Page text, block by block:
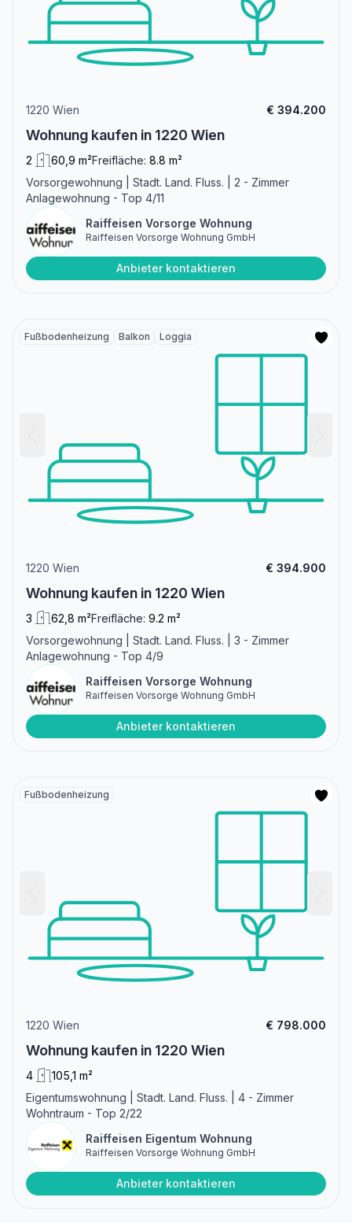
1220 Wien € 394.200
Wohnung kaufen in 1220 Wien
2 60,9 m²Freifläche: 8.8 m²
Vorsorgewohnung | Stadt. Land. Fluss. | 2 - Zimmer
Anlagewohnung - Top 4/11
Raiffeisen Vorsorge Wohnung
Raiffeisen Vorsorge Wohnung GmbH
Anbieter kontaktieren
Fußbodenheizung Balkon Loggia
1220 Wien € 394.900
Wohnung kaufen in 1220 Wien
3 62,8 m²Freifläche: 9.2 m²
Vorsorgewohnung | Stadt. Land. Fluss. | 3 - Zimmer
Anlagewohnung - Top 4/9
Raiffeisen Vorsorge Wohnung
Raiffeisen Vorsorge Wohnung GmbH
Anbieter kontaktieren
Fußbodenheizung
1220 Wien € 798.000
Wohnung kaufen in 1220 Wien
4
105,1 m²
Eigentumswohnung | Stadt. Land. Fluss. | 4 - Zimmer
Wohntraum - Top 2/22
Raiffeisen Eigentum Wohnung
Raiffeisen Vorsorge Wohnung GmbH
Anbieter kontaktieren